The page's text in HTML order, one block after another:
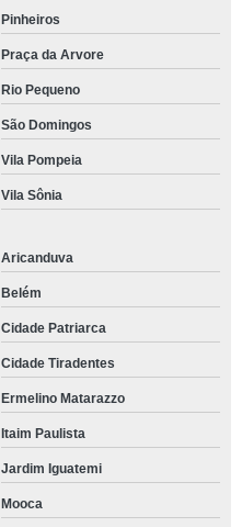
Pinheiros
Praça da Arvore
Rio Pequeno
São Domingos
Vila Pompeia
Vila Sônia
Aricanduva
Belém
Cidade Patriarca
Cidade Tiradentes
Ermelino Matarazzo
Itaim Paulista
Jardim Iguatemi
Mooca